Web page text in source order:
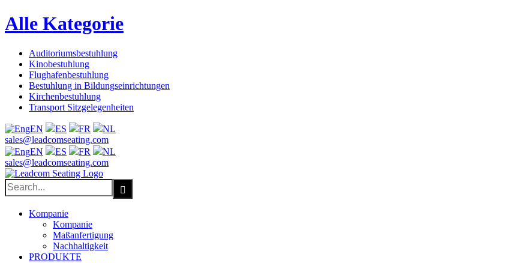
Alle Kategorie
Auditoriumsbestuhlung
Kinobestuhlung
Flughafenbestuhlung
Bestuhlung in Bildungseinrichtungen
Kirchenbestuhlung
Transport Sitzgelegenheiten
EN ES FR
NL
Facebook
X
LinkedIn
YouTube
sales@leadcomseating.com
EN
ES FR
NL
sales@leadcomseating.com
Search
for:
Kompanie
Kompanie
Maßanfertigung
Nachhaltigkeit
PRODUKTE